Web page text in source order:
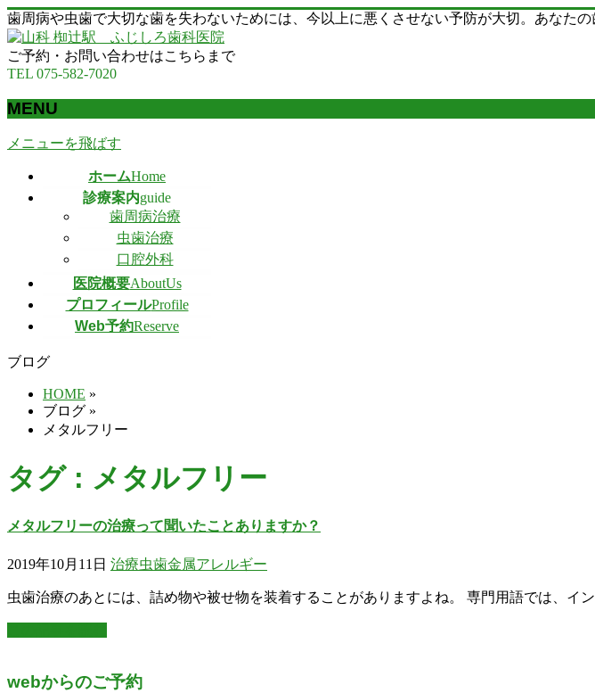
歯周病や虫歯で大切な歯を失わないためには、今以上に悪くさせない予防が大切。あなた
ご予約・お問い合わせはこちらまで
TEL 075-582-7020
MENU
メニューを飛ばす
ホームHome
診療案内guide
歯周病治療
虫歯治療
口腔外科
医院概要AboutUs
プロフィールProfile
Web予約Reserve
ブログ
HOME »
ブログ »
メタルフリー
タグ : メタルフリー
メタルフリーの治療って聞いたことありますか？
2019年10月11日 治療虫歯金属アレルギー
虫歯治療のあとには、詰め物や被せ物を装着することがありますよね。 専門用語では、イ
webからのご予約